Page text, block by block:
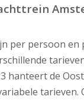
per persoon en
hanteert de
tarieven.